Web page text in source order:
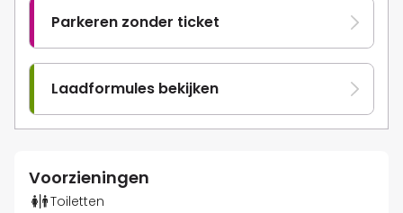
Parkeren zonder ticket
Laadformules bekijken
Voorzieningen
Toiletten